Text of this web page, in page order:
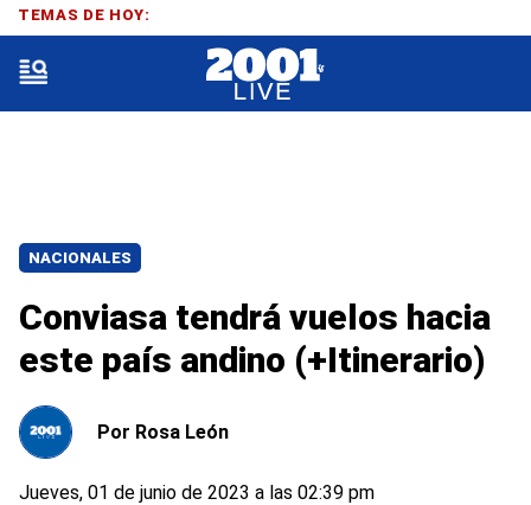
NACIONALES
Conviasa tendrá vuelos hacia
este país andino (+Itinerario)
Por Rosa León
Jueves, 01 de junio de 2023 a las 02:39 pm
TEMAS DE HOY: